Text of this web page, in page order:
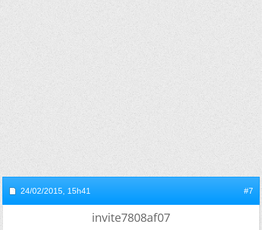
24/02/2015, 15h41 #7
invite7808af07